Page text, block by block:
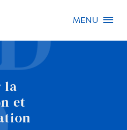
MENU
la
et
Recherche sur le site
Recherche de personnes
EN
À propos de Dawson